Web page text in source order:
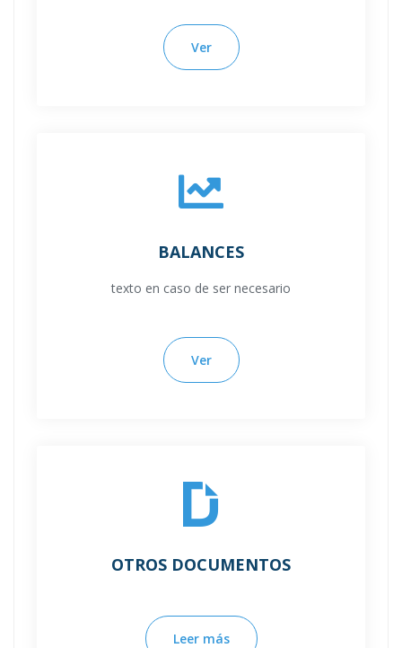
Ver
BALANCES
texto en caso de ser necesario
Ver
OTROS DOCUMENTOS
Leer más